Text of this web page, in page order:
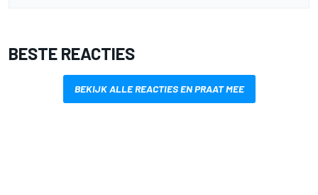
BESTE REACTIES
BEKIJK ALLE REACTIES EN PRAAT MEE